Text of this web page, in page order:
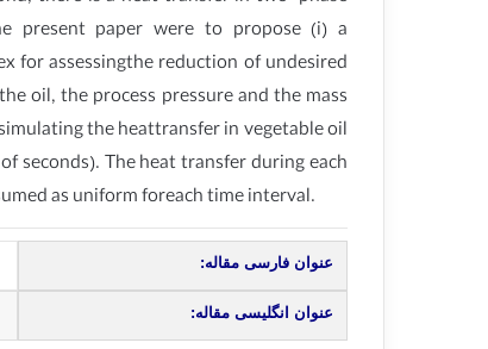
present paper were to propose (i) a
for assessingthe reduction of undesired
oil, the process pressure and the mass
the heattransfer in vegetable oil
seconds). The heat transfer during each
as uniform foreach time interval.
عنوان فارسی مقاله:
عنوان انگلیسی مقاله: